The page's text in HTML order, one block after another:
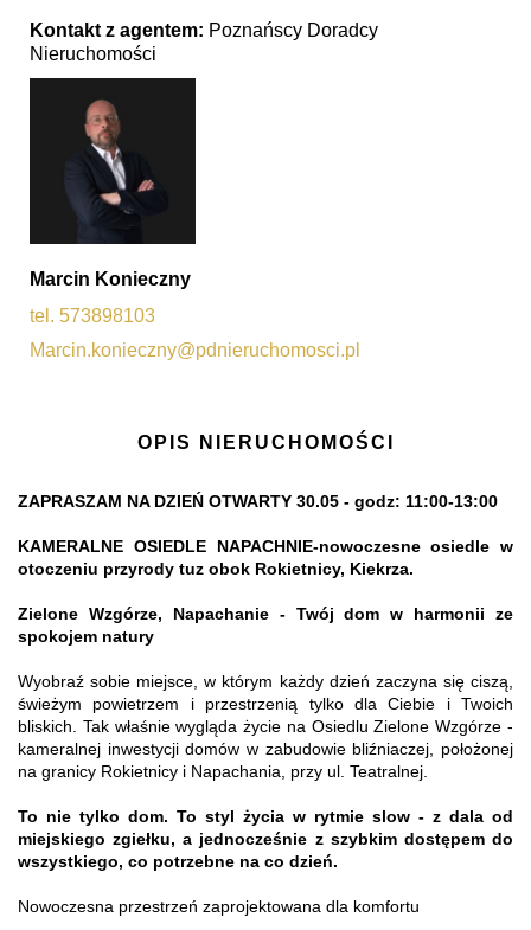
Kontakt z agentem: Poznańscy Doradcy
Nieruchomości
Marcin Konieczny
tel. 573898103
Marcin.konieczny@pdnieruchomosci.pl
OPIS NIERUCHOMOŚCI
ZAPRASZAM NA DZIEŃ OTWARTY 30.05 - godz: 11:00-13:00
KAMERALNE OSIEDLE NAPACHNIE-nowoczesne osiedle w
otoczeniu przyrody tuz obok Rokietnicy, Kiekrza.
Zielone Wzgórze, Napachanie - Twój dom w harmonii ze
spokojem natury
Wyobraź sobie miejsce, w którym każdy dzień zaczyna się ciszą,
świeżym powietrzem i przestrzenią tylko dla Ciebie i Twoich
bliskich. Tak właśnie wygląda życie na Osiedlu Zielone Wzgórze -
kameralnej inwestycji domów w zabudowie bliźniaczej, położonej
na granicy Rokietnicy i Napachania, przy ul. Teatralnej.
To nie tylko dom. To styl życia w rytmie slow - z dala od
miejskiego zgiełku, a jednocześnie z szybkim dostępem do
wszystkiego, co potrzebne na co dzień.
Nowoczesna przestrzeń zaprojektowana dla komfortu